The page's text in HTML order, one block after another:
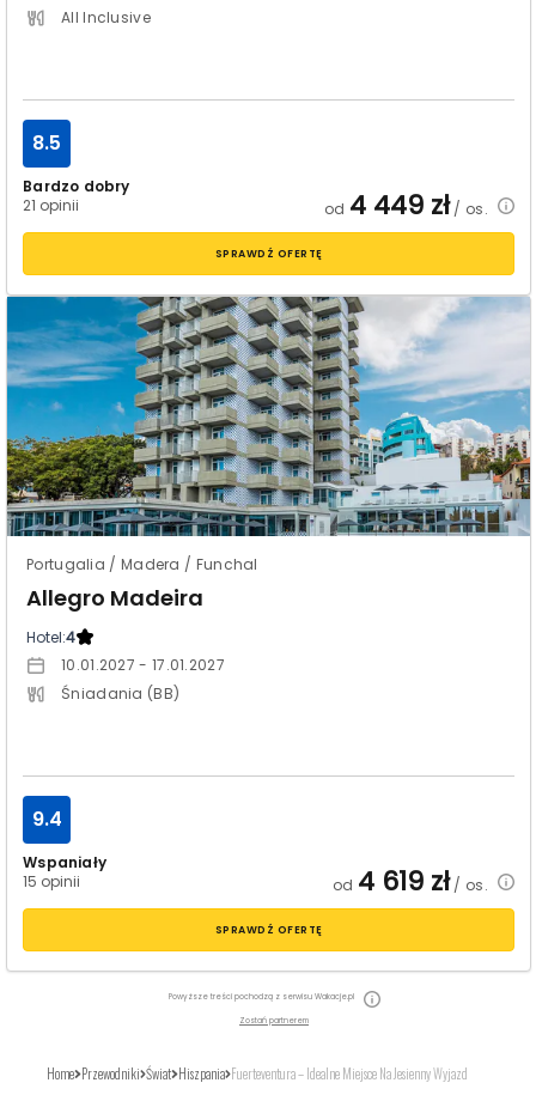
All Inclusive
Bardzo dobry
21 opinii
8.5
od 4 449 zł/ os.
SPRAWDŹ OFERTĘ
Portugalia / Madera / Funchal
Allegro Madeira
Hotel:4
10.01.2027 - 17.01.2027
Śniadania (BB)
Wspaniały
15 opinii
9.4
od 4 619 zł/ os.
SPRAWDŹ OFERTĘ
Powyższe treści pochodzą z serwisu Wakacje.pl
Zostań partnerem
Home Przewodniki Świat Hiszpania Fuerteventura – Idealne Miejsce Na Jesienny Wyjazd